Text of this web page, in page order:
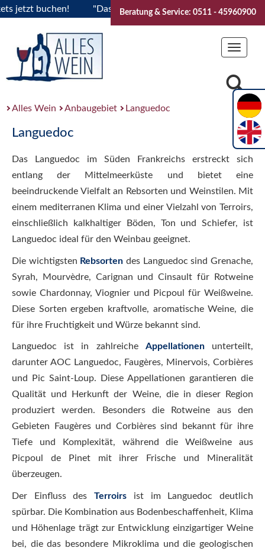
buchen! "Das Sommerfest 2026" Vive la
Beratung & Service: 0511 - 45960900
Toggle
Alles Wein Anbaugebiet Languedoc
Languedoc
Das Languedoc im Süden Frankreichs erstreckt sich
entlang der Mittelmeerküste und bietet eine
beeindruckende Vielfalt an Rebsorten und Weinstilen. Mit
einem mediterranen Klima und einer Vielzahl von Terroirs,
einschließlich kalkhaltiger Böden, Ton und Schiefer, ist
Languedoc ideal für den Weinbau geeignet.
Die wichtigsten Rebsorten des Languedoc sind Grenache,
Syrah, Mourvèdre, Carignan und Cinsault für Rotweine
sowie Chardonnay, Viognier und Picpoul für Weißweine.
Diese Sorten ergeben kraftvolle, aromatische Weine, die
für ihre Fruchtigkeit und Würze bekannt sind.
Languedoc ist in zahlreiche Appellationenunterteilt,
darunter AOC Languedoc, Faugères, Minervois, Corbières
und Pic Saint-Loup. Diese Appellationen garantieren die
Qualität und Herkunft der Weine, die in dieser Region
produziert werden. Besonders die Rotweine aus den
Gebieten Faugères und Corbières sind bekannt für ihre
Tiefe und Komplexität, während die Weißweine aus
Picpoul de Pinet mit ihrer Frische und Mineralität
überzeugen.
Der Einfluss desTerroirs ist im Languedoc deutlich
spürbar. Die Kombination aus Bodenbeschaffenheit, Klima
und Höhenlage trägt zur Entwicklung einzigartiger Weine
bei, die das besondere Mikroklima und die geologischen